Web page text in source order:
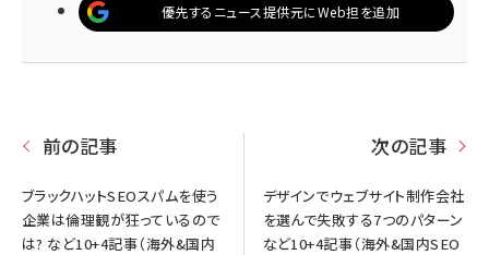
優先するニュース提供元にWeb担を追加
前の記事
ブラックハットSEOスパムを使う
企業は倫理観が狂っているので
は? など10+4記事（海外&国内
次の記事
デザインでウェブサイト制作会社
を選んで失敗する7つのパターン
など10+4記事（海外&国内SEO